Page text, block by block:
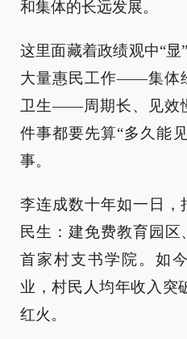
和集体的长远发展。
这里面藏着政绩观中“显
大量惠民工作——集体
卫生——周期长、见效
件事都要先算“多久能
事。
李连成数十年如一日
民生：建免费教育园
首家村支书学院。如
业，村民人均年收入突
红火。